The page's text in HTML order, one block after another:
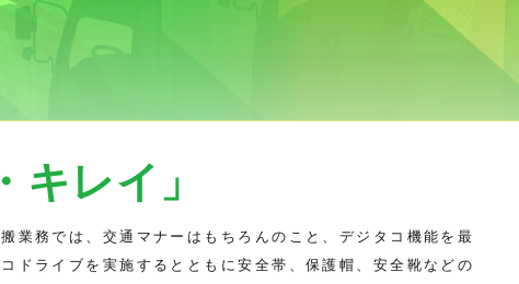
キレイ」
業務では、交通マナーはもちろんのこと、デジタコ機能を最
ドライブを実施するとともに安全帯、保護帽、安全靴などの